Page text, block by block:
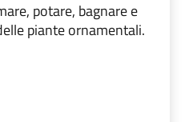
potare, bagnare e
piante ornamentali.